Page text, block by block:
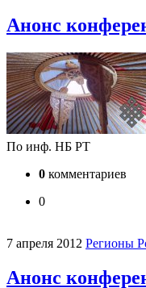
Анонс
По инф. НБ РТ
0 комментариев
0
7 апреля 2012 Регионы
Анонс